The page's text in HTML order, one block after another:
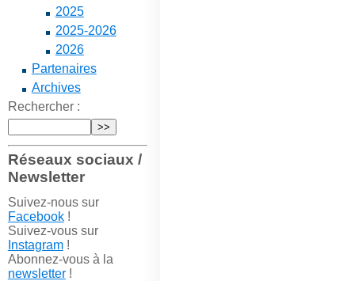
2025
2025-2026
2026
Partenaires
Archives
Rechercher :
Réseaux sociaux /
Newsletter
Suivez-nous sur
Facebook!
Suivez-vous sur
Instagram!
Abonnez-vous à la
newsletter!